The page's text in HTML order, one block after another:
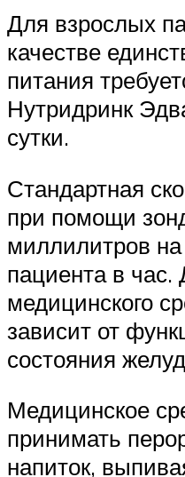
Для взрослых
качестве
питания
Нутридринк
сутки.
Стандартная
при помощи
миллилитров
пациента в час.
медицинского
зависит от
состояния
Медицинское
принимать
напиток,